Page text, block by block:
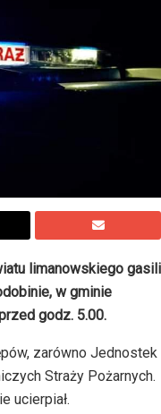
limanowskiego gasili
w gminie
godz. 5.00.
zarówno Jednostek
Straży Pożarnych.
ucierpiał.